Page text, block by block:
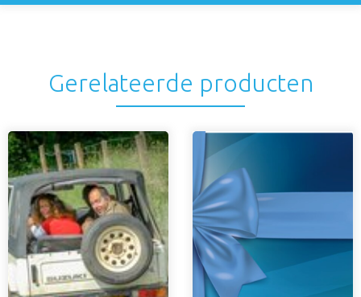
Gerelateerde producten